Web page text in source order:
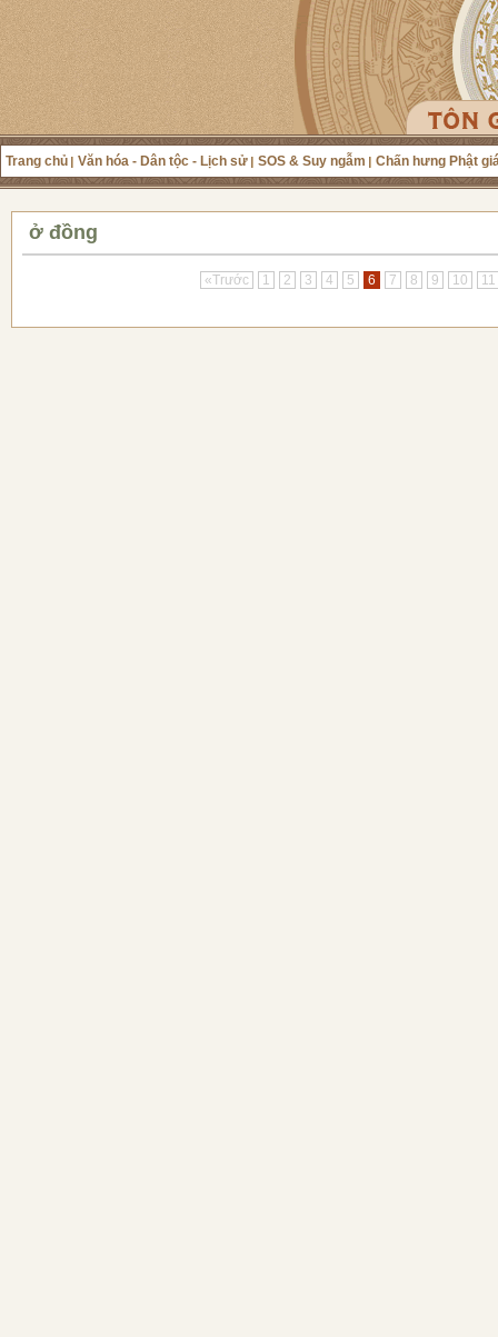
Trang chủ Văn hóa - Dân tộc - Lịch sử SOS & Suy ngẫm Chấn hưng Phật
ở đồng
«Trước 1 2 3 4 5 6 7 8 9 10 11